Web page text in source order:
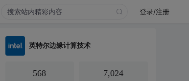
登录/注册
英特尔边缘计算技术
568 7,024